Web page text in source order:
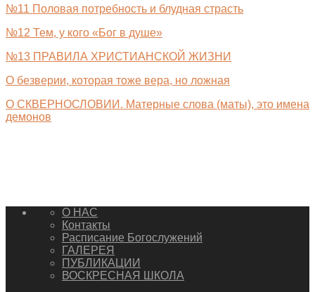
№11 Половая потребность и блудная страсть
№12 Тем, у кого «Бог в душе»
№13 ПРАВИЛА ХРИСТИАНСКОЙ ЖИЗНИ
О безверии, которая тоже вера, но ложная
О СКВЕРНОСЛОВИИ. Матерные слова (маты), это имена
демонов
О НАС
Контакты
Расписание Богослужений
ГАЛЕРЕЯ
ПУБЛИКАЦИИ
ВОСКРЕСНАЯ ШКОЛА